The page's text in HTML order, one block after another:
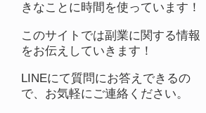
きなことに時間を使っています！
このサイトでは副業に関する情報
をお伝えしていきます！
LINEにて質問にお答えできるの
で、お気軽にご連絡ください。